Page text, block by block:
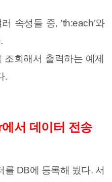
속성들 중, 'th:each'와
회해서 출력하는 예제
.
서 데이터 전송
DB에 등록해 뒀다. 서